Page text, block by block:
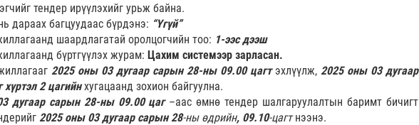
тендер ирүүлэхийг урьж байна.
дараах багцуудаас бүрдэнэ: “Үгүй”
шаардлагатай оролцогчийн тоо: 1-ээс дээш
бүртгүүлэх журам: Цахим системээр зарласан.
2025 оны 03 дугаар сарын 28-ны 09.00 цагтэхлүүлж, 2025 оны 03 дугаар
2 цагийнхугацаанд зохион байгуулна.
дугаар сарын 28-ны 09.00 цаг–аас өмнө тендер шалгаруулалтын баримт бичигт
2025 оны 03 дугаар сарын 28-ны өдрийн, 09.10-цагтнээнэ.